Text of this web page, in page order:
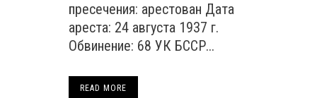
пресечения: арестован Дата
ареста: 24 августа 1937 г.
Обвинение: 68 УК БССР...
READ MORE